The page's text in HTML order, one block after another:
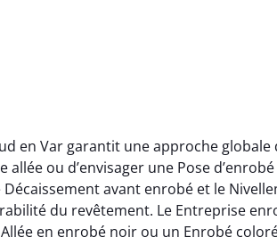
en Var garantit une approche
ou d’envisager une Pose
avant enrobé et le
du revêtement. Le Entreprise
en enrobé noir ou un Enrobé